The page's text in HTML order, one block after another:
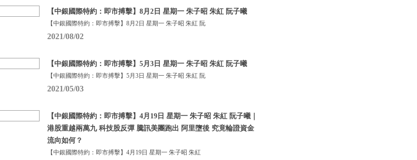
【中銀國際特約：即市搏擊】8月2日 星期一 朱子昭 朱紅 阮子曦
【中銀國際特約：即市搏擊】8月2日 星期一 朱子昭 朱紅 阮
2021/08/02
【中銀國際特約：即市搏擊】5月3日 星期一 朱子昭 朱紅 阮子曦
【中銀國際特約：即市搏擊】5月3日 星期一 朱子昭 朱紅 阮
2021/05/03
【中銀國際特約：即市搏擊】4月19日 星期一 朱子昭 朱紅 阮子曦｜
港股重越兩萬九 科技股反彈 騰訊美團跑出 阿里墮後 究竟輪證資金
流向如何？
【中銀國際特約：即市搏擊】4月19日 星期一 朱子昭 朱紅